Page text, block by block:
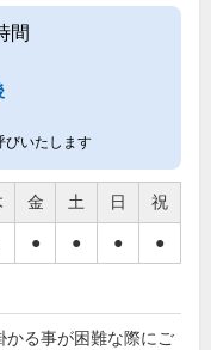
間
びいたします
金 土 日 祝
● ● ● ●
かる事が困難な際にご